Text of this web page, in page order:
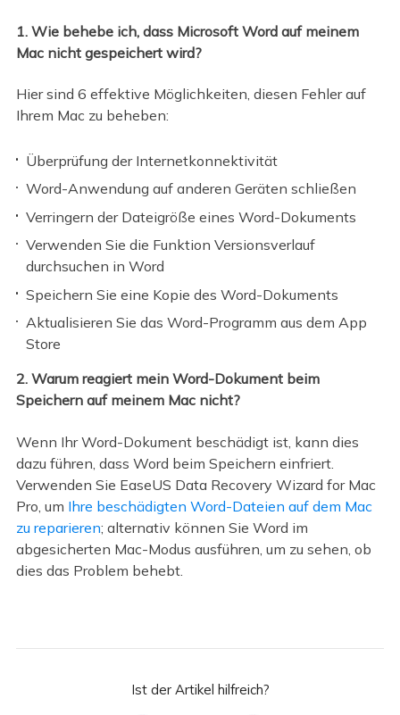
1. Wie behebe ich, dass Microsoft Word auf meinem
Mac nicht gespeichert wird?
Hier sind 6 effektive Möglichkeiten, diesen Fehler auf
Ihrem Mac zu beheben:
Überprüfung der Internetkonnektivität
Word-Anwendung auf anderen Geräten schließen
Verringern der Dateigröße eines Word-Dokuments
Verwenden Sie die Funktion Versionsverlauf
durchsuchen in Word
Speichern Sie eine Kopie des Word-Dokuments
Aktualisieren Sie das Word-Programm aus dem App
Store
2. Warum reagiert mein Word-Dokument beim
Speichern auf meinem Mac nicht?
Wenn Ihr Word-Dokument beschädigt ist, kann dies
dazu führen, dass Word beim Speichern einfriert.
Verwenden Sie EaseUS Data Recovery Wizard for Mac
Pro, um Ihre beschädigten Word-Dateien auf dem Mac
zu reparieren; alternativ können Sie Word im
abgesicherten Mac-Modus ausführen, um zu sehen, ob
dies das Problem behebt.
Ist der Artikel hilfreich?